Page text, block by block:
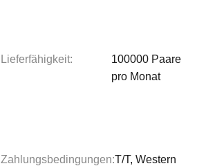
Lieferfähigkeit:
100000 Paare
pro Monat
Zahlungsbedingungen:T/T, Western